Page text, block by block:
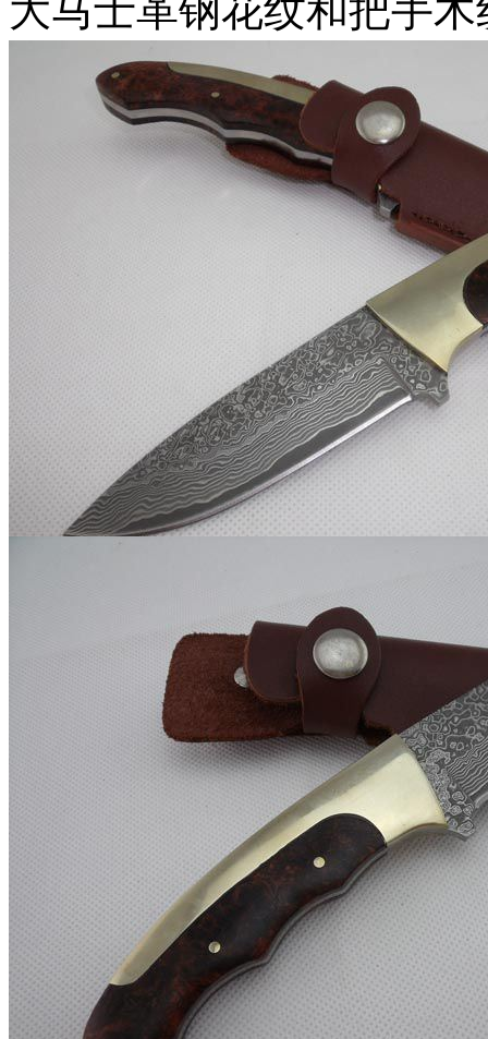
大马士革钢花纹和把手